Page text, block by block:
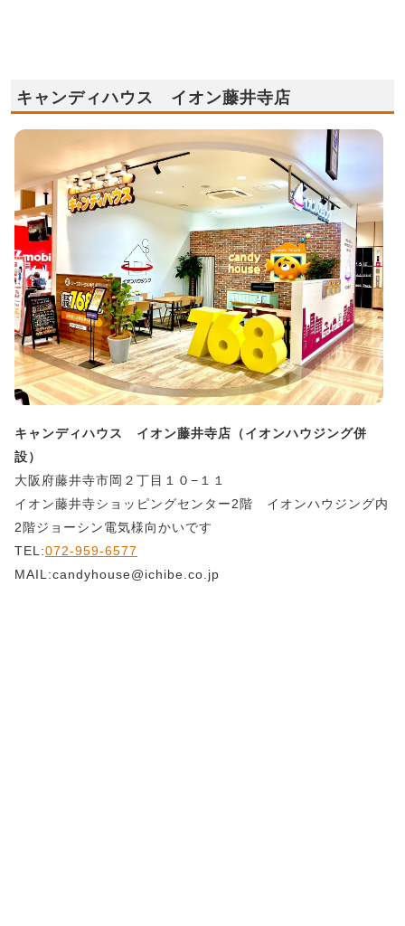
キャンディハウス イオン藤井寺店
キャンディハウス イオン藤井寺店（イオンハウジング併
設）
大阪府藤井寺市岡２丁目１０−１１
イオン藤井寺ショッピングセンター2階 イオンハウジング内
2階ジョーシン電気様向かいです
TEL:072-959-6577
MAIL:candyhouse@ichibe.co.jp